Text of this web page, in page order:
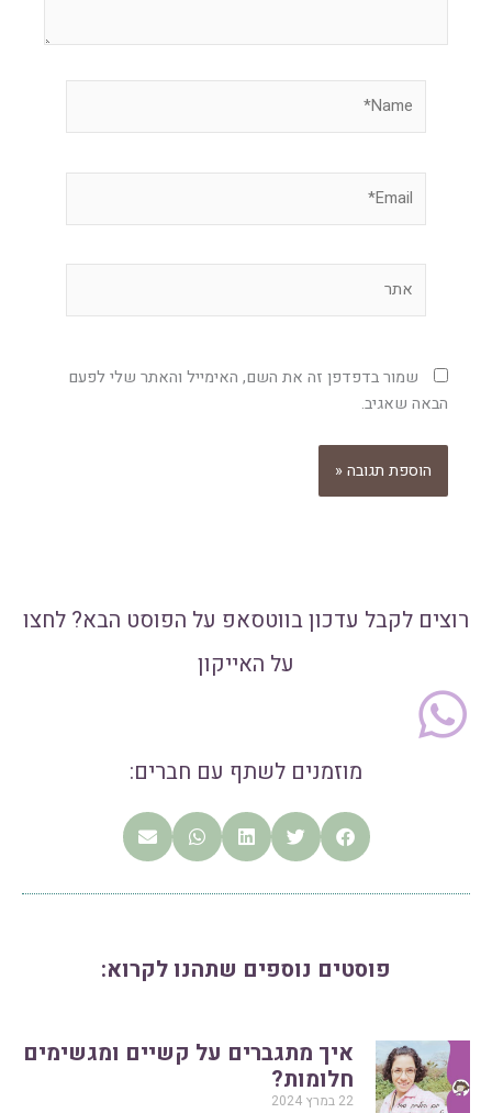
שמור בדפדפן זה את השם, האימייל והאתר שלי לפעם
הבאה שאגיב.
רוצים לקבל עדכון בווטסאפ על הפוסט הבא? לחצו
על האייקון
מוזמנים לשתף עם חברים:
פוסטים נוספים שתהנו לקרוא:
איך מתגברים על קשיים ומגשימים
חלומות?
22 במרץ 2024